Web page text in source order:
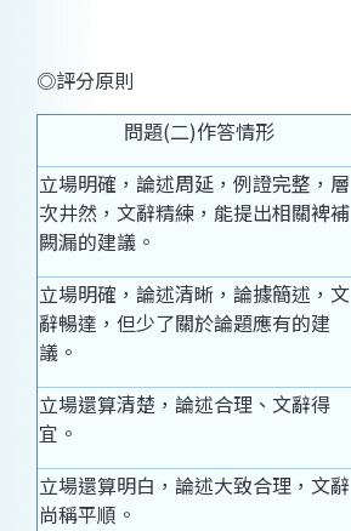
◎評分原則
問題(二)作答情形
立場明確，論述周延，例證完整，層
次井然，文辭精練，能提出相關裨補
闕漏的建議。
立場明確，論述清晰，論據簡述，文
辭暢達，但少了關於論題應有的建
議。
立場還算清楚，論述合理、文辭得
宜。
立場還算明白，論述大致合理，文辭
尚稱平順。